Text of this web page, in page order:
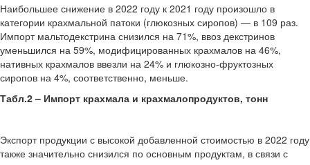
Наибольшее снижение в 2022 году к 2021 году произошло в
категории крахмальной патоки (глюкозных сиропов) — в 109 раз.
Импорт мальтодекстрина снизился на 71%, ввоз декстринов
уменьшился на 59%, модифицированных крахмалов на 46%,
нативных крахмалов ввезли на 24% и глюкозно-фруктозных
сиропов на 4%, соответственно, меньше.
Табл.2 – Импорт крахмала и крахмалопродуктов, тонн
Экспорт продукции с высокой добавленной стоимостью в 2022 году
также значительно снизился по основным продуктам, в связи с